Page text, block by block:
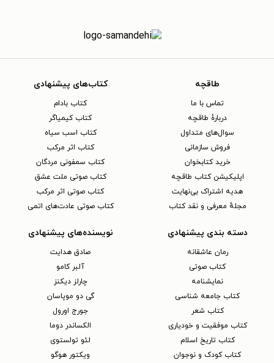
طاقچه
تماس با ما
دربارهٔ طاقچه
سوال‌های متداول
فروش سازمانی
خرید کتابخوان
اپلیکیشن کتاب طاقچه
هدیه اشتراک بی‌نهایت
مجلهٔ معرفی و نقد کتاب
کتاب‌های پیشنهادی
کتاب بادام
کتاب کیمیاگر
کتاب اسب سیاه
کتاب اثر مرکب
کتاب سمفونی مردگان
کتاب صوتی ملت عشق
کتاب صوتی اثر مرکب
کتاب صوتی عادت‌های اتمی
دسته بندی پیشنهادی
رمان عاشقانه
کتاب‌ صوتی
نمایشنامه
کتاب جامعه شناسی
کتاب شعر
کتاب موفقیت و خودیاری
کتاب تاریخ اسلام
کتاب کودک و نوجوان
نویسنده‌های پیشنهادی
صادق هدایت
آلبر کامو
چارلز دیکنز
گی دو موپاسان
جورج اورول
الکساندر دوما
لئو تولستوی
ویکتور هوگو